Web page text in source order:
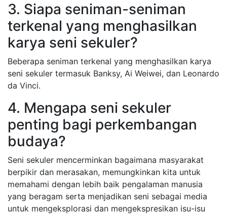
3. Siapa seniman-seniman
terkenal yang menghasilkan
karya seni sekuler?
Beberapa seniman terkenal yang menghasilkan karya
seni sekuler termasuk Banksy, Ai Weiwei, dan Leonardo
da Vinci.
4. Mengapa seni sekuler
penting bagi perkembangan
budaya?
Seni sekuler mencerminkan bagaimana masyarakat
berpikir dan merasakan, memungkinkan kita untuk
memahami dengan lebih baik pengalaman manusia
yang beragam serta menjadikan seni sebagai media
untuk mengeksplorasi dan mengekspresikan isu-isu